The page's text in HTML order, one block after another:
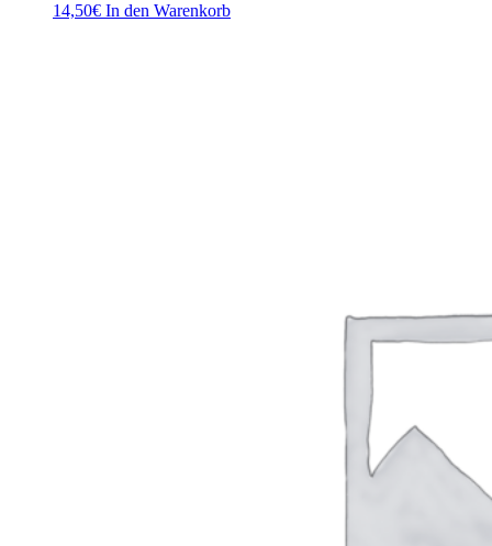
14,50€ In den Warenkorb